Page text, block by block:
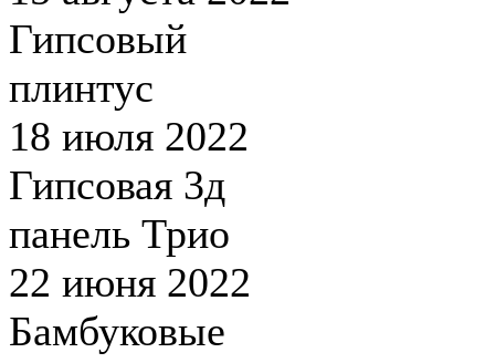
Гипсовый
плинтус
18 июля 2022
Гипсовая 3д
панель Трио
22 июня 2022
Бамбуковые